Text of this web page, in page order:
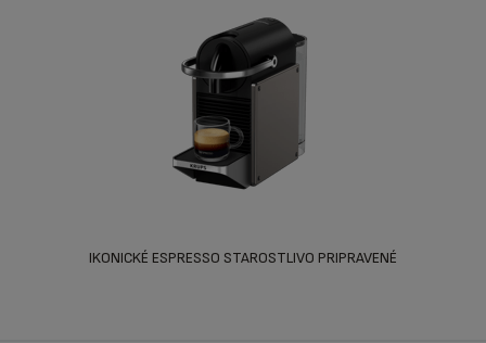
IKONICKÉ ESPRESSO STAROSTLIVO PRIPRAVENÉ